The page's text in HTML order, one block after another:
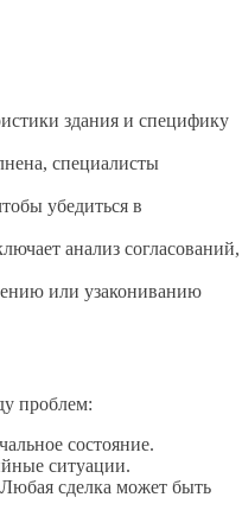
здания и специфику
специалисты
убедиться в
анализ согласований,
или узакониванию
проблем:
состояние.
ситуации.
сделка может быть